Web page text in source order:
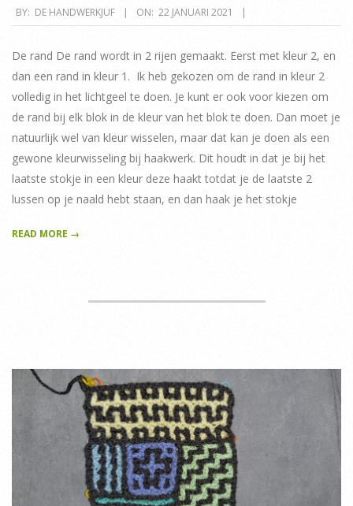
2021-
01-
22
BY: DE HANDWERKJUF ON: 22 JANUARI 2021
De rand De rand wordt in 2 rijen gemaakt. Eerst met kleur 2, en
dan een rand in kleur 1. Ik heb gekozen om de rand in kleur 2
volledig in het lichtgeel te doen. Je kunt er ook voor kiezen om
de rand bij elk blok in de kleur van het blok te doen. Dan moet je
natuurlijk wel van kleur wisselen, maar dat kan je doen als een
gewone kleurwisseling bij haakwerk. Dit houdt in dat je bij het
laatste stokje in een kleur deze haakt totdat je de laatste 2
lussen op je naald hebt staan, en dan haak je het stokje
READ MORE →